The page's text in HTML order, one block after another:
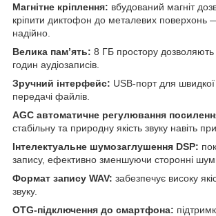
Магнітне кріплення: вбудований магніт
кріпити диктофон до металевих поверхонь
надійно.
Велика пам’ять: 8 ГБ простору дозволяють
годин аудіозаписів.
Зручний інтерфейс: USB-порт для
передачі файлів.
AGC автоматичне регулювання
стабільну та природну якість звуку навіть при
Інтелектуальне шумозаглушення DSP:
запису, ефективно зменшуючи сторонні
Формат запису WAV: забезпечує високу
звуку.
OTG-підключення до смартфона: